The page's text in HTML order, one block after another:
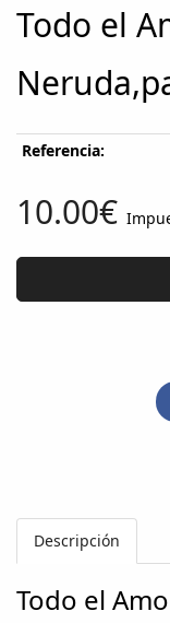
Todo el
Referencia:
10.00€
Descripción
Todo el